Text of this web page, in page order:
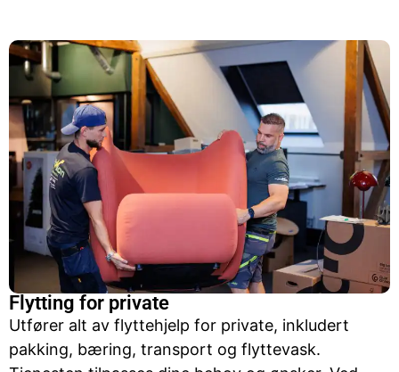
Flytting for private
Utfører alt av flyttehjelp for private, inkludert
pakking, bæring, transport og flyttevask.